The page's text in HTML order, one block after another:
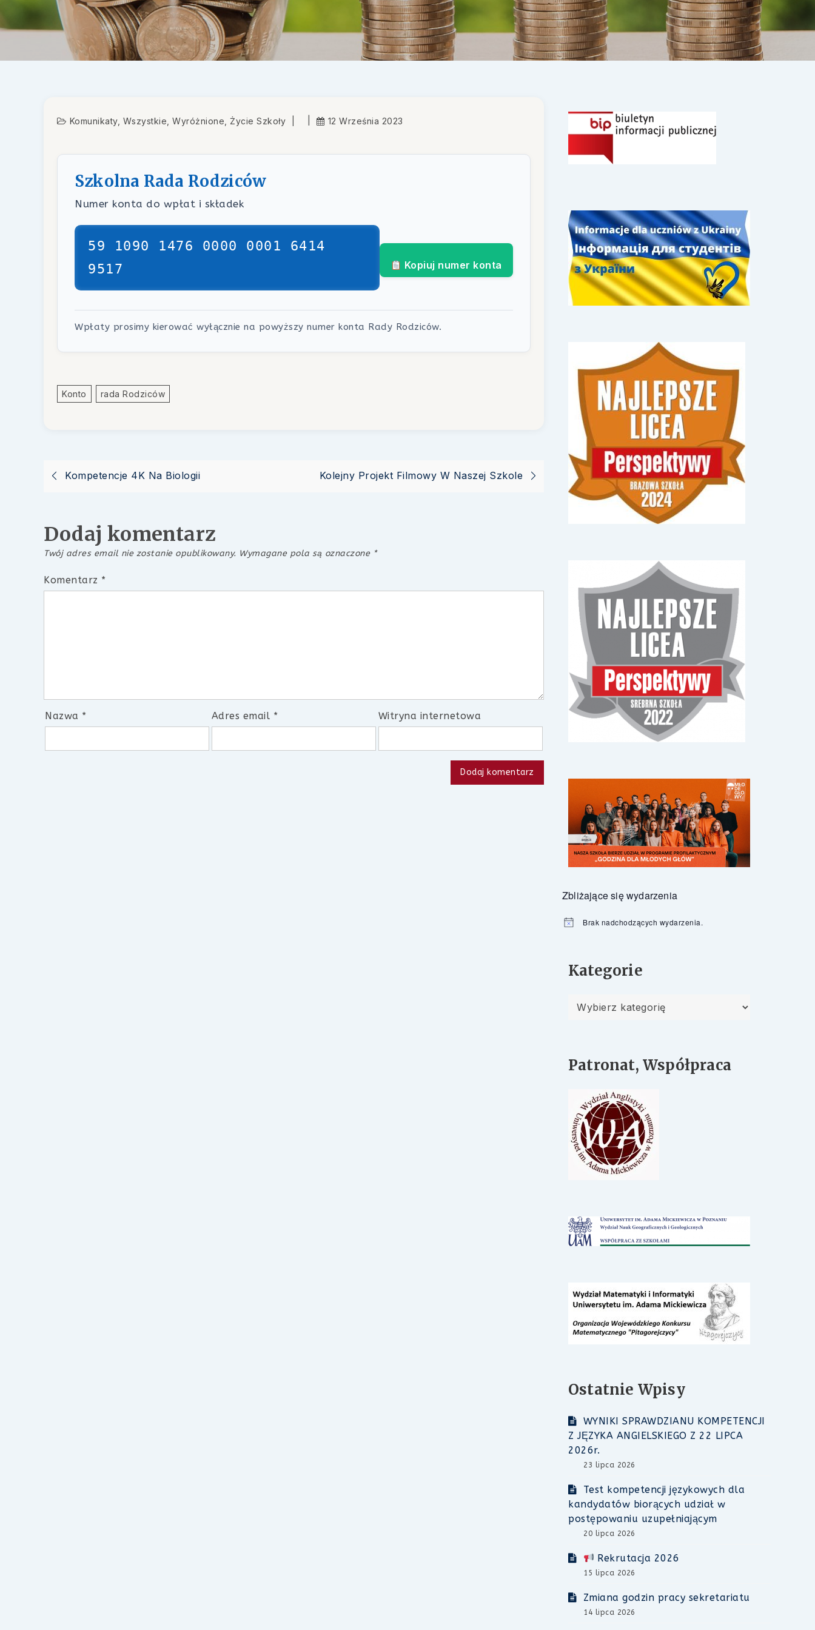
Komunikaty, Wszystkie Wyróżnione Życie Szkoły 12 Września 2023
Szkolna Rada Rodziców
Numer konta do wpłat i składek
59 1090 1476 0000 0001 6414
9517
Kopiuj numer konta
Wpłaty prosimy kierować wyłącznie na powyższy numer konta Rady Rodziców.
Konto Rada Rodziców
Nawigacja
Kompetencje 4K Na Biologii Kolejny Projekt Filmowy W Naszej Szkole
Dodaj komentarz
Twój adres email nie zostanie opublikowany. Wymagane pola są oznaczone *
Komentarz *
Nazwa * Adres email * Witryna internetowa
Zbliżające się wydarzenia
Powiadomienie
Brak nadchodzących wydarzenia.
Kategorie
Kategorie
Patronat, Współpraca
Ostatnie Wpisy
WYNIKI SPRAWDZIANU KOMPETENCJI
Z JĘZYKA ANGIELSKIEGO Z 22 LIPCA
2026r.
23 lipca 2026
Test kompetencji językowych dla
kandydatów biorących udział w
postępowaniu uzupełniającym
20 lipca 2026
Rekrutacja 2026
15 lipca 2026
Zmiana godzin pracy sekretariatu
14 lipca 2026